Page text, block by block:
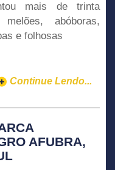
mais de trinta
abóboras,
e folhosas
Continue Lendo...
AFUBRA,